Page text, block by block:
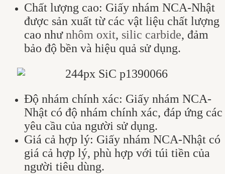
Chất lượng cao: Giấy nhám NCA-Nhật
được sản xuất từ các vật liệu chất lượng
cao nhưnhôm oxit, silic carbide, đảm
bảo độ bền và hiệu quả sử dụng.
Độ nhám chính xác: Giấy nhám NCA-
Nhật có độ nhám chính xác, đáp ứng các
yêu cầu của người sử dụng.
Giá cả hợp lý: Giấy nhám NCA-Nhật có
giá cả hợp lý, phù hợp với túi tiền của
người tiêu dùng.